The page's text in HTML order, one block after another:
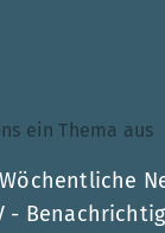
ein Thema aus
-